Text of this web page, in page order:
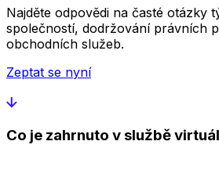
Najděte odpovědi na časté otázky
společností, dodržování právních
obchodních služeb.
Zeptat se nyní
Co je zahrnuto v službě